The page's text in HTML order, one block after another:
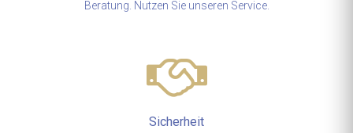
Beratung. Nutzen Sie unseren Service.
Sicherheit